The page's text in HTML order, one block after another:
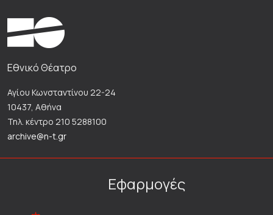
Εθνικό Θέατρο
Αγίου Κωνσταντίνου 22-24
10437, Αθήνα
Τηλ. κέντρο 210 5288100
archive@n-t.gr
Εφαρμογές